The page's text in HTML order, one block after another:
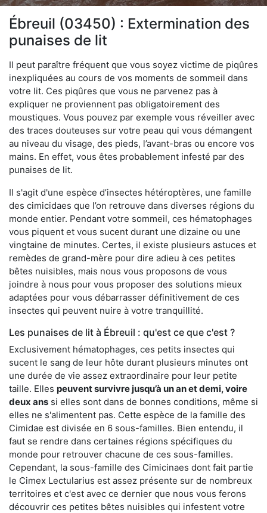
Ébreuil (03450) : Extermination des
punaises de lit
Il peut paraître fréquent que vous soyez victime de piqûres
inexpliquées au cours de vos moments de sommeil dans
votre lit. Ces piqûres que vous ne parvenez pas à
expliquer ne proviennent pas obligatoirement des
moustiques. Vous pouvez par exemple vous réveiller avec
des traces douteuses sur votre peau qui vous démangent
au niveau du visage, des pieds, l’avant-bras ou encore vos
mains. En effet, vous êtes probablement infesté par des
punaises de lit.
Il s'agit d'une espèce d’insectes hétéroptères, une famille
des cimicidaes que l’on retrouve dans diverses régions du
monde entier. Pendant votre sommeil, ces hématophages
vous piquent et vous sucent durant une dizaine ou une
vingtaine de minutes. Certes, il existe plusieurs astuces et
remèdes de grand-mère pour dire adieu à ces petites
bêtes nuisibles, mais nous vous proposons de vous
joindre à nous pour vous proposer des solutions mieux
adaptées pour vous débarrasser définitivement de ces
insectes qui peuvent nuire à votre tranquillité.
Les punaises de lit à Ébreuil : qu'est ce que c'est ?
Exclusivement hématophages, ces petits insectes qui
sucent le sang de leur hôte durant plusieurs minutes ont
une durée de vie assez extraordinaire pour leur petite
taille. Elles peuvent survivre jusqu’à un an et demi, voire
deux ans si elles sont dans de bonnes conditions, même si
elles ne s'alimentent pas. Cette espèce de la famille des
Cimidae est divisée en 6 sous-familles. Bien entendu, il
faut se rendre dans certaines régions spécifiques du
monde pour retrouver chacune de ces sous-familles.
Cependant, la sous-famille des Cimicinaes dont fait partie
le Cimex Lectularius est assez présente sur de nombreux
territoires et c'est avec ce dernier que nous vous ferons
découvrir ces petites bêtes nuisibles qui infestent votre